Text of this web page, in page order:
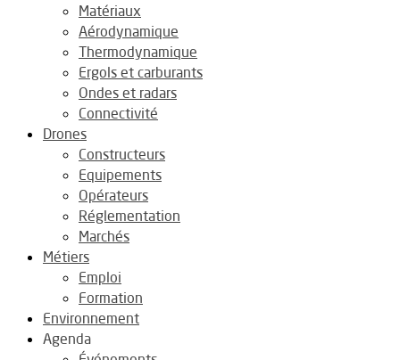
Matériaux
Aérodynamique
Thermodynamique
Ergols et carburants
Ondes et radars
Connectivité
Drones
Constructeurs
Equipements
Opérateurs
Réglementation
Marchés
Métiers
Emploi
Formation
Environnement
Agenda